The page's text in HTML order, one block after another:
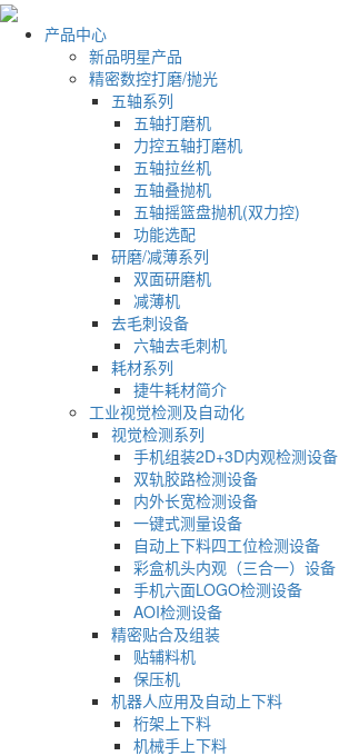
产品中心
新品明星产品
精密数控打磨/抛光
五轴系列
五轴打磨机
力控五轴打磨机
五轴拉丝机
五轴叠抛机
五轴摇篮盘抛机(双力控)
功能选配
研磨/减薄系列
双面研磨机
减薄机
去毛刺设备
六轴去毛刺机
耗材系列
捷牛耗材简介
工业视觉检测及自动化
视觉检测系列
手机组装2D+3D内观检测设备
双轨胶路检测设备
内外长宽检测设备
一键式测量设备
自动上下料四工位检测设备
彩盒机头内观（三合一）设备
手机六面LOGO检测设备
AOI检测设备
精密贴合及组装
贴辅料机
保压机
机器人应用及自动上下料
桁架上下料
机械手上下料